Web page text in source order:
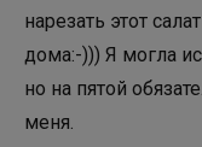
нарезать этот
дома:-))) Я могла
но на пятой
меня.